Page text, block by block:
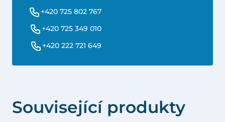
+420 725 802 767
+420 725 349 010
+420 222 721 649
Související produkty